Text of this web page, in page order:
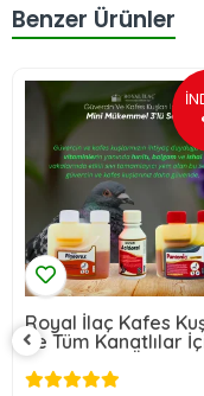
Benzer Ürünler
Royal İlaç Kafes Kuşları
ve Tüm Kanatlılar